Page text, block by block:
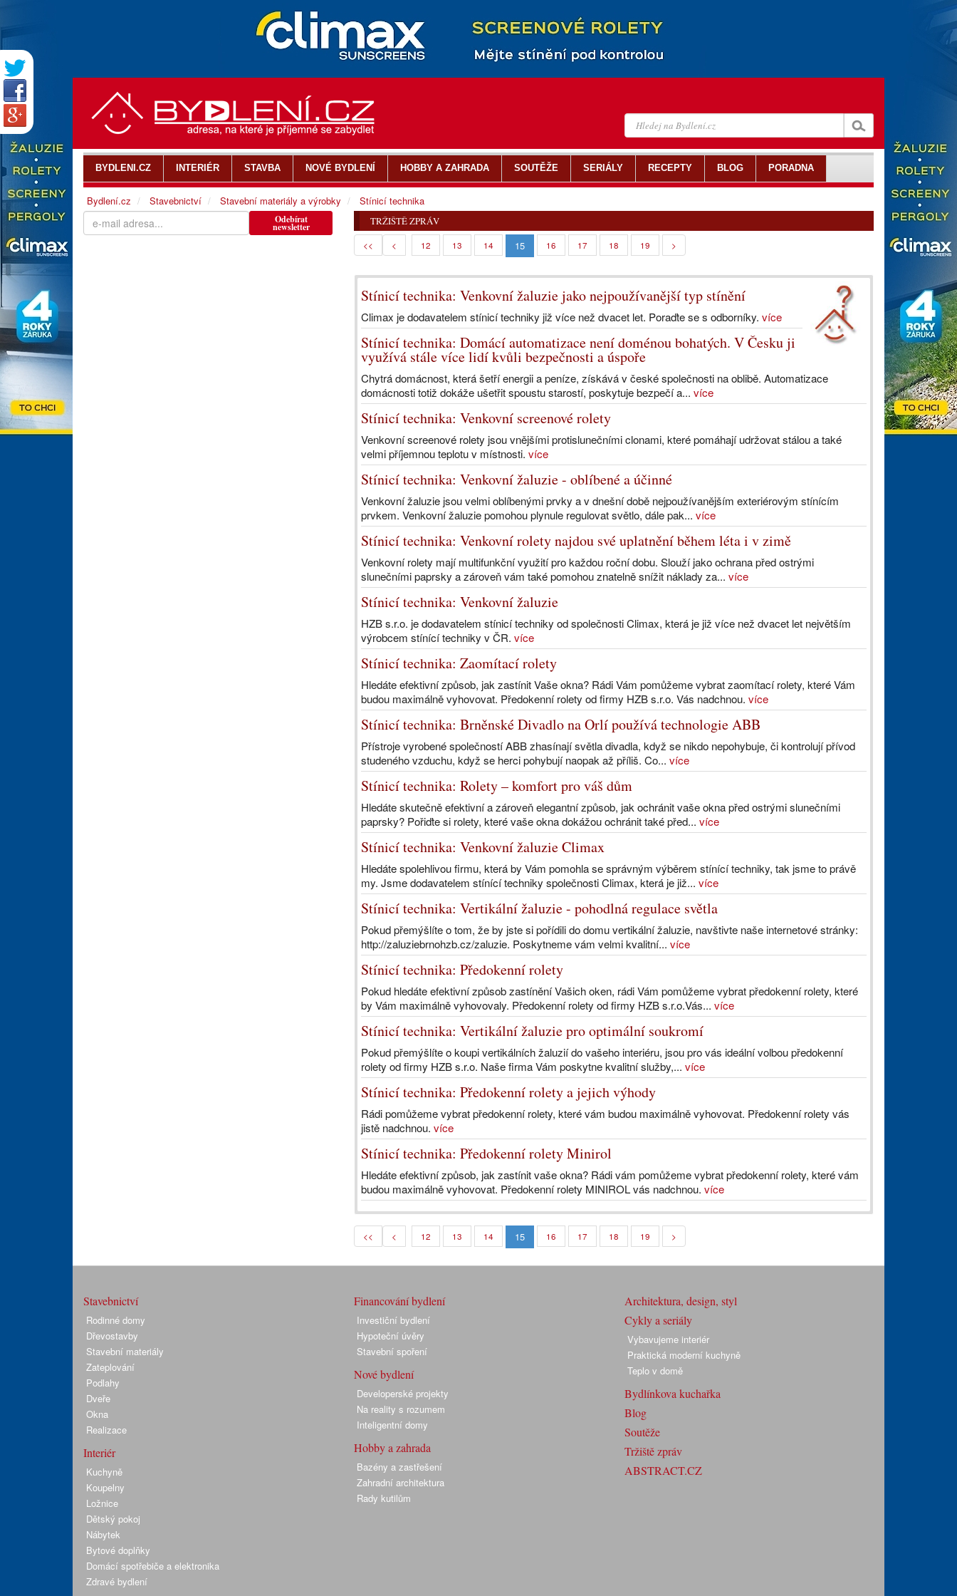
TRŽIŠTĚ ZPRÁV
<< < 12 13 14 15 16 17 18 19 >
Stínicí technika: Venkovní žaluzie jako nejpoužívanější typ stínění
Climax je dodavatelem stínicí techniky již více než dvacet let. Poraďte se s odborníky. více
Stínicí technika: Domácí automatizace není doménou bohatých. V Česku ji
využívá stále více lidí kvůli bezpečnosti a úspoře
Chytrá domácnost, která šetří energii a peníze, získává v české společnosti na oblibě. Automatizace
domácnosti totiž dokáže ušetřit spoustu starostí, poskytuje bezpečí a... více
Stínicí technika: Venkovní screenové rolety
Venkovní screenové rolety jsou vnějšími protislunečními clonami, které pomáhají udržovat stálou a také
velmi příjemnou teplotu v místnosti. více
Stínicí technika: Venkovní žaluzie - oblíbené a účinné
Venkovní žaluzie jsou velmi oblíbenými prvky a v dnešní době nejpoužívanějším exteriérovým stínícím
prvkem. Venkovní žaluzie pomohou plynule regulovat světlo, dále pak... více
Stínicí technika: Venkovní rolety najdou své uplatnění během léta i v zimě
Venkovní rolety mají multifunkční využití pro každou roční dobu. Slouží jako ochrana před ostrými
slunečními paprsky a zároveň vám také pomohou znatelně snížit náklady za... více
Stínicí technika: Venkovní žaluzie
HZB s.r.o. je dodavatelem stínicí techniky od společnosti Climax, která je již více než dvacet let největším
výrobcem stínící techniky v ČR. více
Stínicí technika: Zaomítací rolety
Hledáte efektivní způsob, jak zastínit Vaše okna? Rádi Vám pomůžeme vybrat zaomítací rolety, které Vám
budou maximálně vyhovovat. Předokenní rolety od firmy HZB s.r.o. Vás nadchnou. více
Stínicí technika: Brněnské Divadlo na Orlí používá technologie ABB
Přístroje vyrobené společností ABB zhasínají světla divadla, když se nikdo nepohybuje, či kontrolují přívod
studeného vzduchu, když se herci pohybují naopak až příliš. Co... více
Stínicí technika: Rolety – komfort pro váš dům
Hledáte skutečně efektivní a zároveň elegantní způsob, jak ochránit vaše okna před ostrými slunečními
paprsky? Pořiďte si rolety, které vaše okna dokážou ochránit také před... více
Stínicí technika: Venkovní žaluzie Climax
Hledáte spolehlivou firmu, která by Vám pomohla se správným výběrem stínící techniky, tak jsme to právě
my. Jsme dodavatelem stínící techniky společnosti Climax, která je již... více
Stínicí technika: Vertikální žaluzie - pohodlná regulace světla
Pokud přemýšlíte o tom, že by jste si pořídili do domu vertikální žaluzie, navštivte naše internetové stránky:
http://zaluzie­brno­hzb.cz/zaluzie. Poskytneme vám velmi kvalitní... více
Stínicí technika: Předokenní rolety
Pokud hledáte efektivní způsob zastínění Vašich oken, rádi Vám pomůžeme vybrat předokenní rolety, které
by Vám maximálně vyhovovaly. Předokenní rolety od firmy HZB s.r.o.Vás... více
Stínicí technika: Vertikální žaluzie pro optimální soukromí
Pokud přemýšlíte o koupi vertikálních žaluzií do vašeho interiéru, jsou pro vás ideální volbou předokenní
rolety od firmy HZB s.r.o. Naše firma Vám poskytne kvalitní služby,... více
Stínicí technika: Předokenní rolety a jejich výhody
Rádi pomůžeme vybrat předokenní rolety, které vám budou maximálně vyhovovat. Předokenní rolety vás
jistě nadchnou. více
Stínicí technika: Předokenní rolety Minirol
Hledáte efektivní způsob, jak zastínit vaše okna? Rádi vám pomůžeme vybrat předokenní rolety, které vám
budou maximálně vyhovovat. Předokenní rolety MINIROL vás nadchnou. více
<< < 12 13 14 15 16 17 18 19 >
Odebírat
newsletter
BYDLENI.CZ INTERIÉR STAVBA NOVÉ BYDLENÍ HOBBY A ZAHRADA SOUTĚŽE SERIÁLY RECEPTY BLOG PORADNA
Bydlení.cz Stavebnictví Stavební materiály a výrobky Stínicí technika
Stavebnictví
Rodinné domy
Dřevostavby
Stavební materiály
Zateplování
Podlahy
Dveře
Okna
Realizace
Interiér
Kuchyně
Koupelny
Ložnice
Dětský pokoj
Nábytek
Bytové doplňky
Domácí spotřebiče a elektronika
Zdravé bydlení
Financování bydlení
Investiční bydlení
Hypoteční úvěry
Stavební spoření
Nové bydlení
Developerské projekty
Na reality s rozumem
Inteligentní domy
Hobby a zahrada
Bazény a zastřešení
Zahradní architektura
Rady kutilům
Architektura, design, styl
Cykly a seriály
Vybavujeme interiér
Praktická moderní kuchyně
Teplo v domě
Bydlínkova kuchařka
Blog
Soutěže
Tržiště zpráv
ABSTRACT.CZ